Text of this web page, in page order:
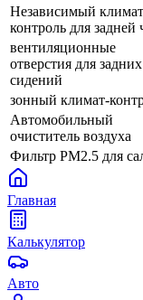
Независимый
контроль для задней
вентиляционные
отверстия для задних
сидений
зонный климат-
Автомобильный
очиститель воздуха
Фильтр PM2.5 для
Главная
Калькулятор
Авто